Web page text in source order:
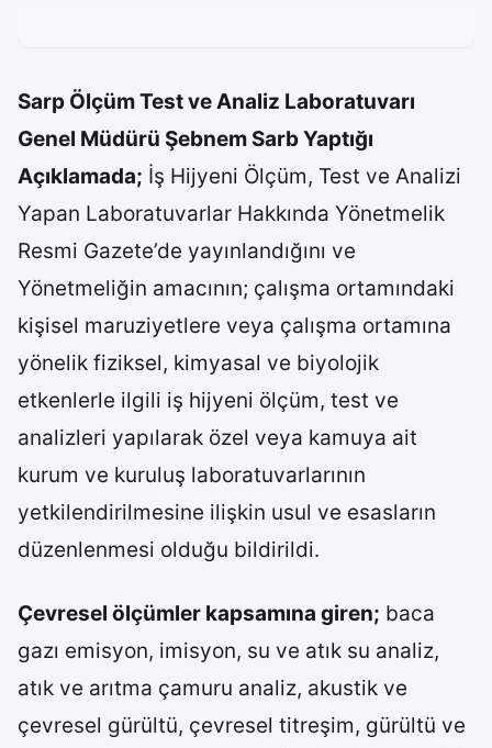
Sarp Ölçüm Test ve Analiz Laboratuvarı
Genel Müdürü Şebnem Sarb Yaptığı
Açıklamada; İş Hijyeni Ölçüm, Test ve Analizi
Yapan Laboratuvarlar Hakkında Yönetmelik
Resmi Gazete’de yayınlandığını ve
Yönetmeliğin amacının; çalışma ortamındaki
kişisel maruziyetlere veya çalışma ortamına
yönelik fiziksel, kimyasal ve biyolojik
etkenlerle ilgili iş hijyeni ölçüm, test ve
analizleri yapılarak özel veya kamuya ait
kurum ve kuruluş laboratuvarlarının
yetkilendirilmesine ilişkin usul ve esasların
düzenlenmesi olduğu bildirildi.
Çevresel ölçümler kapsamına giren; baca
gazı emisyon, imisyon, su ve atık su analiz,
atık ve arıtma çamuru analiz, akustik ve
çevresel gürültü, çevresel titreşim, gürültü ve